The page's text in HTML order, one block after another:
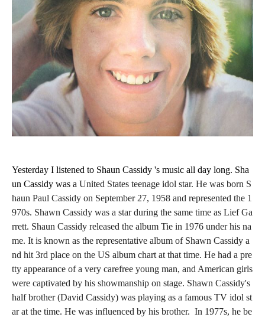
Yesterday I listened to Shaun Cassidy 's music all day long. Sha
un Cassidy was a United States teenage idol star. He was born S
haun Paul Cassidy on September 27, 1958 and represented the 1
970s. Shawn Cassidy was a star during the same time as Lief Ga
rrett. Shaun Cassidy released the album Tie in 1976 under his na
me. It is known as the representative album of Shawn Cassidy a
nd hit 3rd place on the US album chart at that time. He had a pre
tty appearance of a very carefree young man, and American girls
were captivated by his showmanship on stage. Shawn Cassidy's
half brother (David Cassidy) was playing as a famous TV idol st
ar at the time. He was influenced by his brother. In 1977s, he be